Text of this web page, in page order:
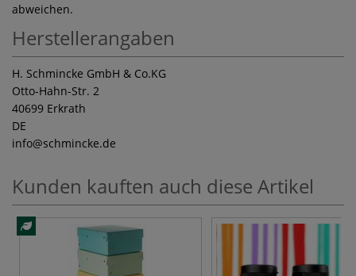
abweichen.
Herstellerangaben
H. Schmincke GmbH & Co.KG
Otto-Hahn-Str. 2
40699 Erkrath
DE
info@schmincke.de
Kunden kauften auch diese Artikel